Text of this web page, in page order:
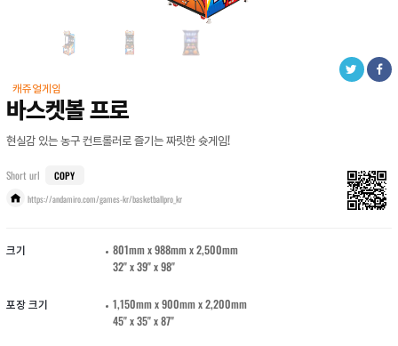
캐쥬얼게임
바스켓볼 프로
현실감 있는 농구 컨트롤러로 즐기는 짜릿한 슛게임!
Short url COPY
https://andamiro.com/games-kr/basketballpro_kr
크기
801mm x 988mm x 2,500mm
32" x 39" x 98"
포장 크기
1,150mm x 900mm x 2,200mm
45" x 35" x 87"